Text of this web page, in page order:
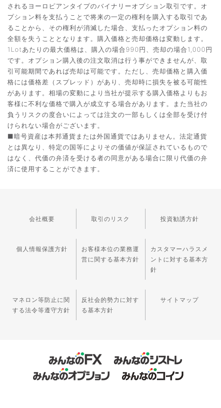
されるヨーロピアンタイプのバイナリーオプション取引です。オ
プション料を支払うことで将来の一定の権利を購入する取引であ
ることから、その権利が消滅した場合、支払ったオプション料の
全額を失うこととなります。購入価格と売却価格は変動します。
1Lotあたりの最大価格は、購入の場合990円、売却の場合1,000円
です。オプション購入後の注文取消は行う事ができませんが、取
引可能期間であれば売却は可能です。ただし、売却価格と購入価
格には価格差（スプレッド）があり、売却時に損失を被る可能性
があります。相場の変動により当社が提示する購入価格よりもお
客様に不利な価格で購入が成立する場合があります。また当社の
負うリスクの度合いによっては注文の一部もしくは全部を受け付
けられない場合がございます。
■暗号資産は本邦通貨または外国通貨ではありません。法定通貨
とは異なり、特定の国等によりその価値が保証されているもので
はなく、代価の弁済を受ける者の同意がある場合に限り代価の弁
済に使用することができます。
会社概要 取引のリスク 投資勧誘方針
個人情報保護方針
お客様本位の業務運
営に関する基本方針
カスタマーハラスメ
ントに対する基本方
針
マネロン等防止に関
する法令等遵守方針
反社会的勢力に対す
る基本方針
サイトマップ